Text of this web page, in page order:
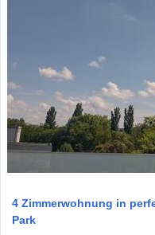
4 Zimmerwohnung in
Park